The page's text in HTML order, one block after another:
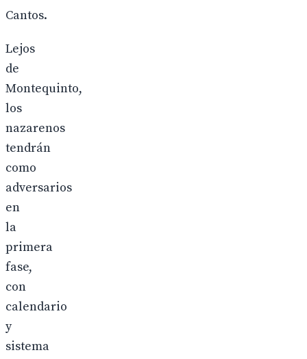
Cantos.
Lejos
de
Montequinto,
los
nazarenos
tendrán
como
adversarios
en
la
primera
fase,
con
calendario
y
sistema